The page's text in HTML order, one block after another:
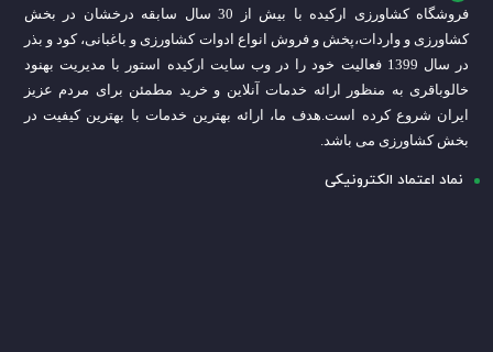
فروشگاه کشاورزی ارکیده با بیش از 30 سال سابقه درخشان در بخش
کشاورزی و واردات،پخش و فروش انواع ادوات کشاورزی و باغبانی، کود و بذر
در سال 1399 فعالیت خود را در وب سایت ارکیده استور با مدیریت بهنود
خالوباقری به منظور ارائه خدمات آنلاین و خرید مطمئن برای مردم عزیز
ایران شروع کرده است.هدف ما، ارائه بهترین خدمات با بهترین کیفیت در
بخش کشاورزی می باشد.
نماد اعتماد الکترونیکی